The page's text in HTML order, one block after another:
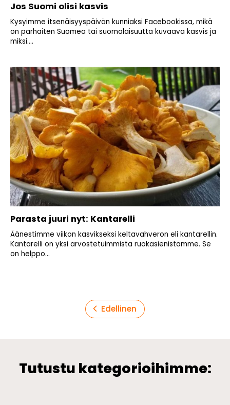
Jos Suomi olisi kasvis
Kysyimme itsenäisyyspäivän kunniaksi Facebookissa, mikä
on parhaiten Suomea tai suomalaisuutta kuvaava kasvis ja
miksi....
Parasta juuri nyt: Kantarelli
Äänestimme viikon kasvikseksi keltavahveron eli kantarellin.
Kantarelli on yksi arvostetuimmista ruokasienistämme. Se
on helppo...
Edellinen
Tutustu kategorioihimme: